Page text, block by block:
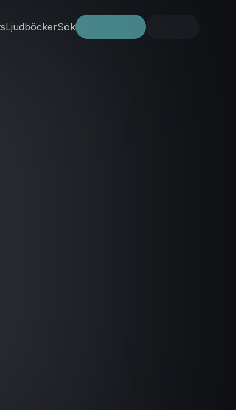
LjudböckerSök